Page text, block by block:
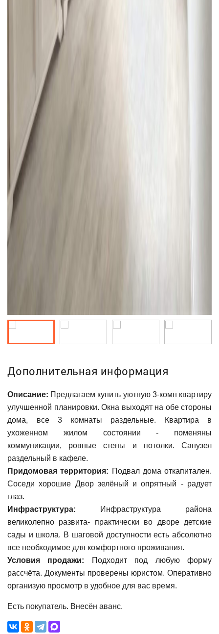
Дополнительная информация
Описание: Предлагаем купить уютную 3-комн квартиру
улучшенной планировки. Окна выходят на обе стороны
дома, все 3 комнаты раздельные. Квартира в
ухоженном жилом состоянии - поменяны
коммуникации, ровные стены и потолки. Санузел
раздельный в кафеле.
Придомовая территория: Подвал дома откапитален.
Соседи хорошие Двор зелёный и опрятный - радует
глаз.
Инфраструктура: Инфраструктура района
великолепно развита- практически во дворе детские
сады и школа. В шаговой доступности есть абсолютно
все необходимое для комфортного проживания.
Условия продажи: Подходит под любую форму
рассчёта. Документы проверены юристом. Оперативно
организую просмотр в удобное для вас время.
Есть покупатель. Внесён аванс.